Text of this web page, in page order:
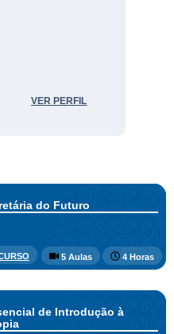
VER PERFIL
do Futuro
5 Aulas 4 Horas
de Introdução à